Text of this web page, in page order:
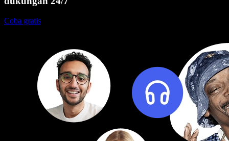
Coba gratis